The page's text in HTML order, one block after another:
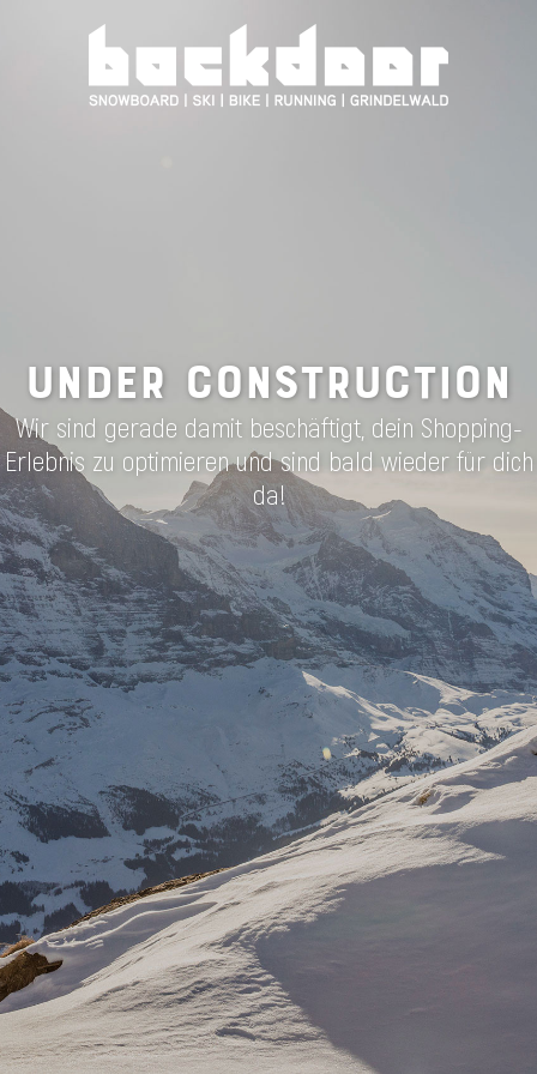
UNDER CONSTRUCTION
Wir sind gerade damit beschäftigt, dein Shopping-
Erlebnis zu optimieren und sind bald wieder für dich
da!